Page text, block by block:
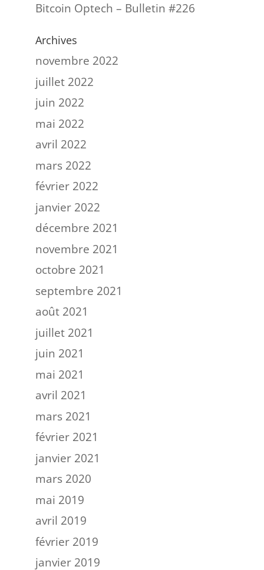
Bitcoin Optech – Bulletin #226
Archives
novembre 2022
juillet 2022
juin 2022
mai 2022
avril 2022
mars 2022
février 2022
janvier 2022
décembre 2021
novembre 2021
octobre 2021
septembre 2021
août 2021
juillet 2021
juin 2021
mai 2021
avril 2021
mars 2021
février 2021
janvier 2021
mars 2020
mai 2019
avril 2019
février 2019
janvier 2019